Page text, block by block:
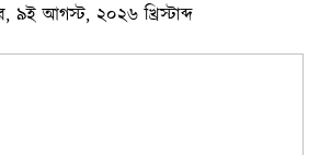
৯ই আগস্ট, ২০২৬ খ্রিস্টাব্দ